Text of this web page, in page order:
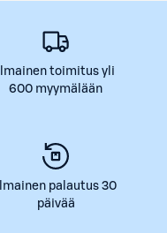
Ilmainen toimitus yli
600 myymälään
Ilmainen palautus 30
päivää